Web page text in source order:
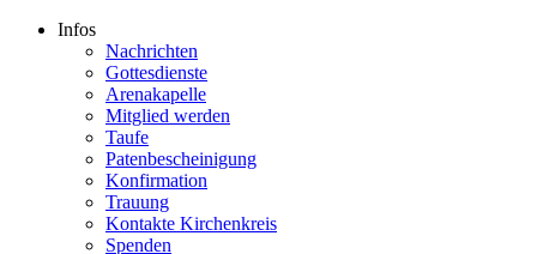
Infos
Nachrichten
Gottesdienste
Arenakapelle
Mitglied werden
Taufe
Patenbescheinigung
Konfirmation
Trauung
Kontakte Kirchenkreis
Spenden